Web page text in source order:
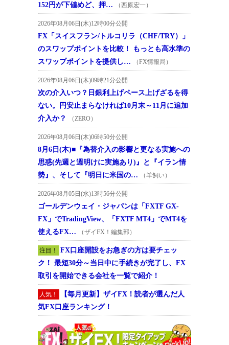
152円が下値めど、押…
（西原宏一）
2026年08月06日(木)12時00分公開
FX「スイスフラン/トルコリラ（CHF/TRY）」
のスワップポイントを比較！ もっとも高水準の
スワップポイントを提供し…
（FX情報局）
2026年08月06日(木)09時21分公開
次の介入いつ？日銀利上げペース上げざるを得
ない。円安止まらなければ10月末～11月に追加
介入か？
（ZERO）
2026年08月06日(木)06時50分公開
8月6日(木)■『為替介入の影響と更なる実施への
思惑(先週と週明けに実施あり)』と『イラン情
勢』、そして『明日に米国の…
（羊飼い）
2026年08月05日(水)13時56分公開
ゴールデンウェイ・ジャパンは「FXTF GX-
FX」でTradingView、「FXTF MT4」でMT4を
使えるFX…
（ザイFX！編集部）
注目！
FX口座開設をお急ぎの方は要チェッ
ク！ 最短30分～当日中に手続きが完了し、FX
取引を開始できる会社を一覧で紹介！
人気！
【毎月更新】ザイFX！読者が選んだ人
気FX口座ランキング！